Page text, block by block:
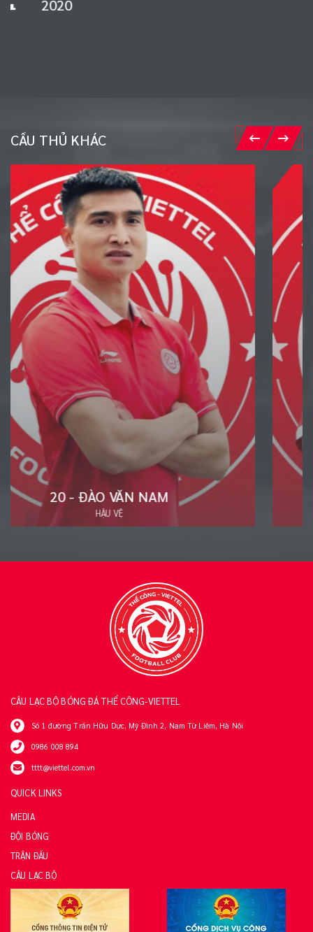
CẦU THỦ KHÁC
19 - ĐINH XUÂN TIẾN
CÂU LẠC BỘ BÓNG ĐÁ THỂ CÔNG-VIETTEL
Số 1 đường Trần Hữu Dực, Mỹ Đình 2, Nam Từ Liêm, Hà Nội
0986 008 894
tttt@viettel.com.vn
QUICK LINKS
MEDIA
ĐỘI BÓNG
TRẬN ĐẤU
CÂU LẠC BỘ